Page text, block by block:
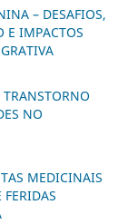
– DESAFIOS,
E IMPACTOS
NO
MEDICINAIS